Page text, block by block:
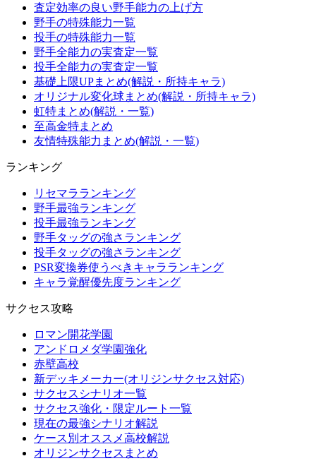
査定効率の良い野手能力の上げ方
野手の特殊能力一覧
投手の特殊能力一覧
野手全能力の実査定一覧
投手全能力の実査定一覧
基礎上限UPまとめ(解説・所持キャラ)
オリジナル変化球まとめ(解説・所持キャラ)
虹特まとめ(解説・一覧)
至高金特まとめ
友情特殊能力まとめ(解説・一覧)
ランキング
リセマラランキング
野手最強ランキング
投手最強ランキング
野手タッグの強さランキング
投手タッグの強さランキング
PSR変換券使うべきキャラランキング
キャラ覚醒優先度ランキング
サクセス攻略
ロマン開花学園
アンドロメダ学園強化
赤壁高校
新デッキメーカー(オリジンサクセス対応)
サクセスシナリオ一覧
サクセス強化・限定ルート一覧
現在の最強シナリオ解説
ケース別オススメ高校解説
オリジンサクセスまとめ